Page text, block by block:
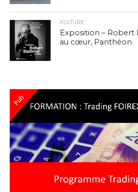
КULTURE
Exposition – Robert
au cœur, Panthéon